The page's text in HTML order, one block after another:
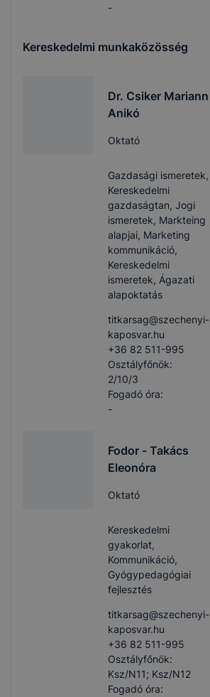
-
Kereskedelmi munkaközösség
Dr. Csiker Mariann
Anikó
Oktató
Gazdasági ismeretek,
Kereskedelmi
gazdaságtan, Jogi
ismeretek, Markteing
alapjai, Marketing
kommunikáció,
Kereskedelmi
ismeretek, Ágazati
alapoktatás
titkarsag​@szechenyi-
kaposvar.hu
+36 82 511-995
Osztályfőnök:
2/10/3
Fogadó óra:
-
Fodor - Takács
Eleonóra
Oktató
Kereskedelmi
gyakorlat,
Kommunikáció,
Gyógypedagógiai
fejlesztés
titkarsag​@szechenyi-
kaposvar.hu
+36 82 511-995
Osztályfőnök:
Ksz/N11; Ksz/N12
Fogadó óra: